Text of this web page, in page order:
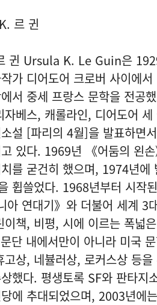
르 귄
귄 Ursula K. Le Guin은
가 디어도어 크로버 사이에
서 중세 프랑스 문학을 전공
자베스, 캐롤라인, 디어도어
설 [파리의 4월]을 발표하면
있다. 1969년 《어둠의 왼
를 굳건히 했으며, 1974년
휩쓸었다. 1968년부터 시작
아 연대기》와 더불어 세계 3
이책, 비평, 시에 이르는 폭넓
단 내에서만이 아니라 미국
고상, 네뷸러상, 로커스상 등
했다. 평생토록 SF와 판타
에 추대되었으며, 2003년에